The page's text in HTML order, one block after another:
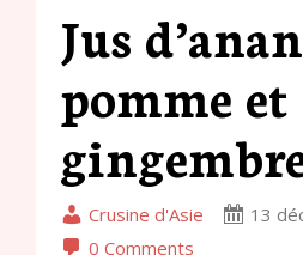
Jus
pomme et
Crusine d'Asie
13
0 Comments